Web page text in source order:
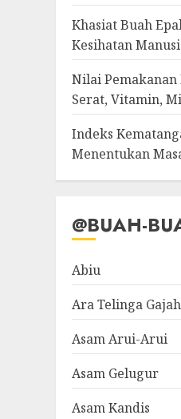
Khasiat Buah
Kesihatan
Nilai Pemakanan
Serat, Vitamin,
Indeks
Menentukan
@BUAH-
Abiu
Ara Telinga Gajah
Asam Arui-Arui
Asam Gelugur
Asam Kandis